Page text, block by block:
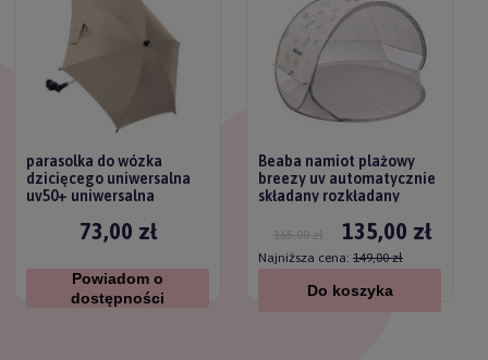
parasolka do wózka
dzicięcego uniwersalna
uv50+ uniwersalna
73,00 zł
Powiadom o
dostępności
Beaba namiot plażowy
breezy uv automatycznie
składany rozkładany
135,00 zł
165,00 zł
Najniższa cena: 149,00 zł
Do koszyka